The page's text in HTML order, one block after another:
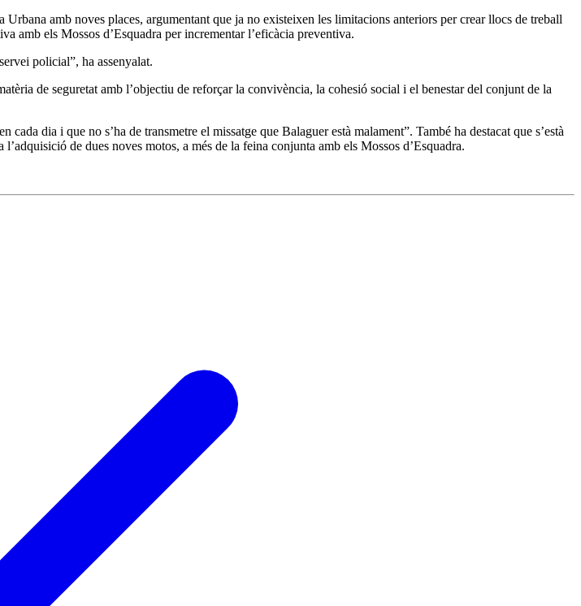
amb noves places, argumentant que ja no existeixen les limitacions anteriors per crear llocs de treball
amb els Mossos d’Esquadra per incrementar l’eficàcia preventiva.
policial”, ha assenyalat.
de seguretat amb l’objectiu de reforçar la convivència, la cohesió social i el benestar del conjunt de la
dia i que no s’ha de transmetre el missatge que Balaguer està malament”. També ha destacat que s’està
de dues noves motos, a més de la feina conjunta amb els Mossos d’Esquadra.